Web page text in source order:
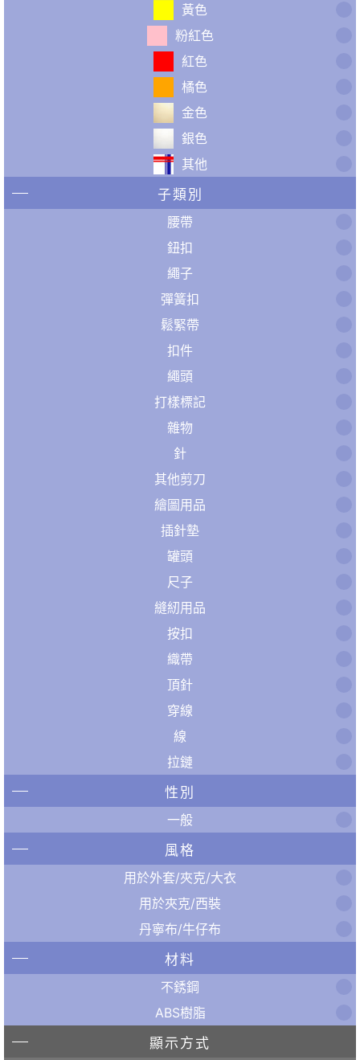
黃色
粉紅色
紅色
橘色
金色
銀色
其他
子類別
腰帶
鈕扣
繩子
彈簧扣
鬆緊帶
扣件
繩頭
打樣標記
雜物
針
其他剪刀
繪圖用品
插針墊
罐頭
尺子
縫紉用品
按扣
織帶
頂針
穿線
線
拉鏈
性別
一般
風格
用於外套/夾克/大衣
用於夾克/西裝
丹寧布/牛仔布
材料
不銹鋼
ABS樹脂
顯示方式